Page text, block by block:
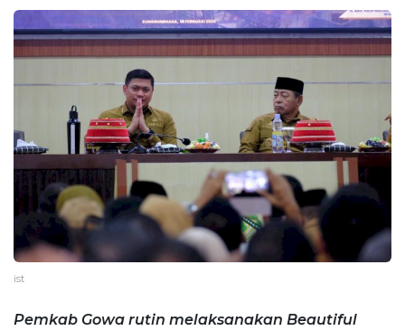
ist
Pemkab Gowa rutin melaksanakan Beautiful